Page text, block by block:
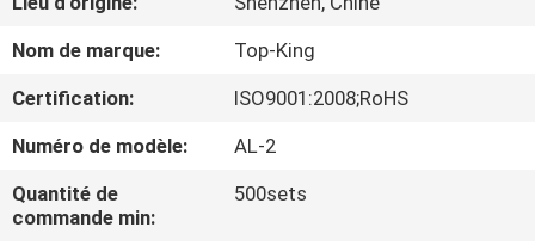
À
PROPOS
NOUS
Nom de marque:
Top-King
Certification:
ISO9001:2008;RoHS
Numéro de modèle:
AL-2
Quantité de
commande min:
500sets